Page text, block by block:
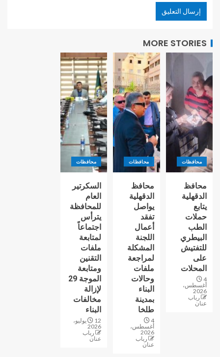
MORE STORIES
محافظات
محافظ
الدقهلية
يتابع
حملات
الطب
البيطري
للتفتيش
على
المحلات
4
أغسطس،
2026
رباب
عنان
محافظات
محافظ
الدقهلية
يواصل
تفقد
أعمال
اللجنة
المشكلة
لمراجعة
ملفات
وحالات
البناء
بمدينة
طلخا
4
أغسطس،
2026
رباب
عنان
محافظات
السكرتير
العام
للمحافظة
يترأس
اجتماعاً
لمتابعة
ملفات
التقنين
ومتابعة
الموجة 29
لإزالة
مخالفات
البناء
12 يوليو،
2026
رباب
عنان